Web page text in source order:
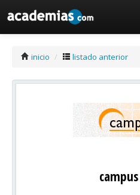
inicio / listado anterior
campus